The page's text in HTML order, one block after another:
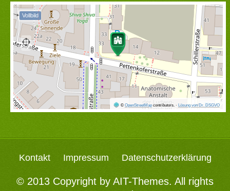
© OpenStreetMapcontributors. · Lösung von Dr. DSGVO
Vollbild
Kontakt Impressum Datenschutzerklärung
© 2013 Copyright by AIT-Themes. All rights